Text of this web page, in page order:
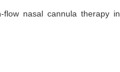
flow nasal cannula therapy in